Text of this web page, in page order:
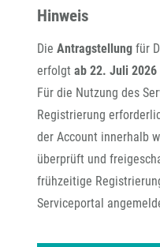
Hinweis
Die Antragstellung für
erfolgt ab 22. Juli 2026
Für die Nutzung des
Registrierung
der Account innerhalb
überprüft und
frühzeitige
Serviceportal